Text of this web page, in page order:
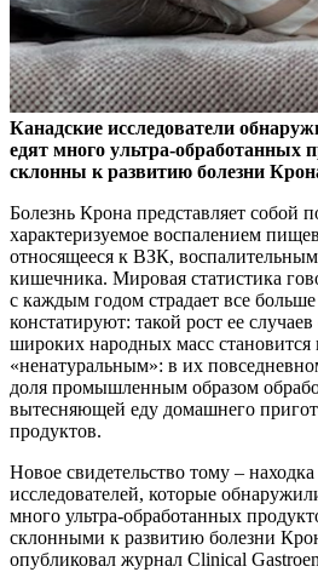
Канадские исследователи
едят много ультра-обработанных
склонны к развитию болезни
Болезнь Крона представляет собой
характеризуемое воспалением
относящееся к ВЗК,
кишечника. Мировая статистика
с каждым годом страдает все
констатируют: такой рост ее
широких народных масс становится
«ненатуральным»: в их
доля промышленным образом
вытесняющей еду домашнего
продуктов.
Новое свидетельство тому –
исследователей, которые
много ультра-обработанных
склонными к развитию болезни
опубликовал журнал Clinical